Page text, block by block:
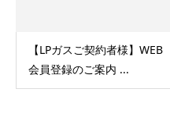
【LPガスご契約者様】WEB
会員登録のご案内 ...